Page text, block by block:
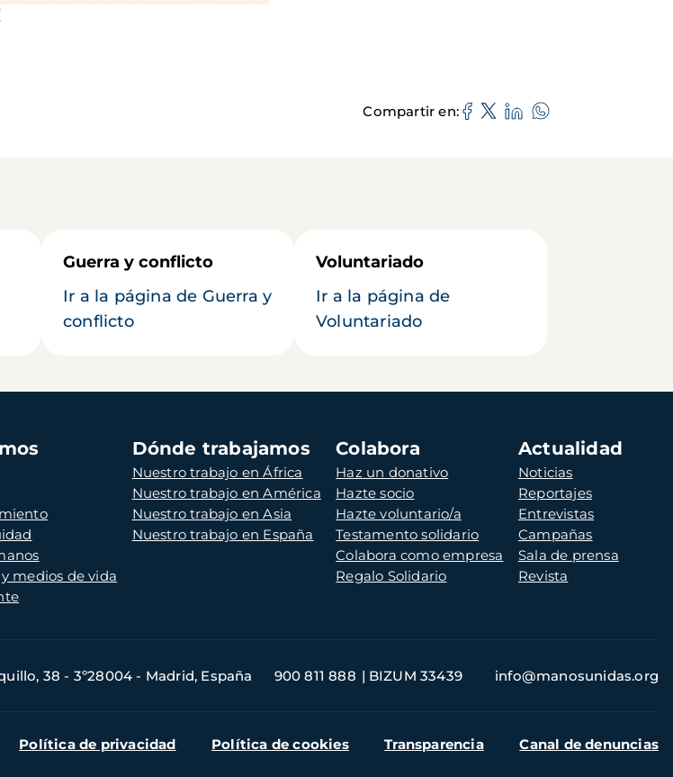
Compartir en
Guerra y conflicto
Ir a la página de Guerra y
conflicto
Voluntariado
Ir a la página de
Voluntariado
medios de vida
Dónde trabajamos
Nuestro trabajo en África
Nuestro trabajo en América
Nuestro trabajo en Asia
Nuestro trabajo en España
Colabora
Haz un donativo
Hazte socio
Hazte voluntario/a
Testamento solidario
Colabora como empresa
Regalo Solidario
Actualidad
Noticias
Reportajes
Entrevistas
Campañas
Sala de prensa
Revista
38 - 3º28004 - Madrid, España 900 811 888 BIZUM 33439 info@manosunidas.org
Política de privacidad Política de cookies Transparencia Canal de denuncias